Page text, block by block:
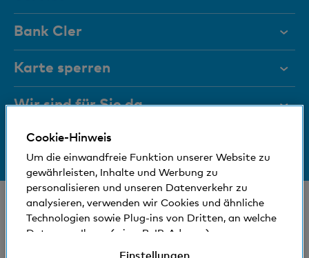
Hilfe & Kontakt
Dokumente
Magazin
Führungsgremien
Medien
Sozial und umweltfreundlich
Bank Cler
Über uns
Investor Relations
Medien
Blog
Karte sperren
+41 (0)800 88 99 66
Wir sind für Sie da
Hilfe & Kontakt
Standorte und Bancomaten
Bankinfos
© Bank Cler AG
Rechtliche Bedingungen und Hinweise
Cookie-Hinweis
Um die einwandfreie Funktion unserer Website zu
gewährleisten, Inhalte und Werbung zu
personalisieren und unseren Datenverkehr zu
analysieren, verwenden wir Cookies und ähnliche
Technologien sowie Plug-ins von Dritten, an welche
Daten von Ihnen (wie z.B. IP-Adresse)
Einstellungen